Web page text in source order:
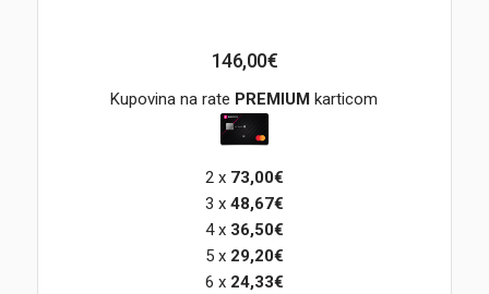
POKLON VAUČER
146,00€
Kupovina na rate PREMIUM karticom
2 x 73,00€
3 x 48,67€
4 x 36,50€
5 x 29,20€
6 x 24,33€